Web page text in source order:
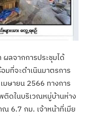
ผลจากการประชุมได้
มที่จะดำเนินมาตรการ
มษายน 2566 ทางการ
ติดในบริเวณหมู่บ้านห่าง
ณ 6.7 กม. เจ้าหน้าที่เมีย